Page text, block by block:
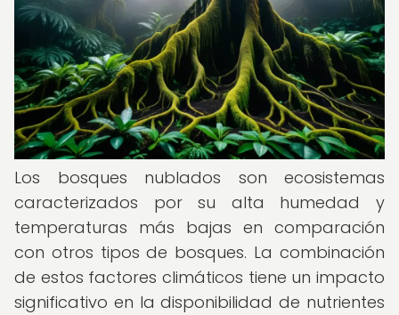
Los bosques nublados son ecosistemas
caracterizados por su alta humedad y
temperaturas más bajas en comparación
con otros tipos de bosques. La combinación
de estos factores climáticos tiene un impacto
significativo en la disponibilidad de nutrientes